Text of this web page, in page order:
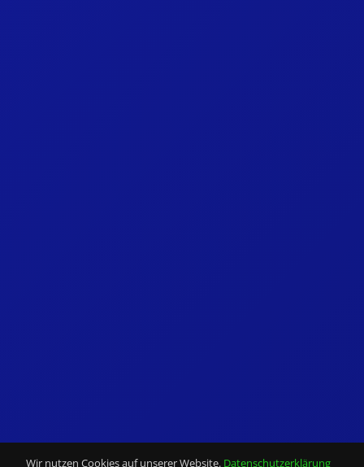
Wir nutzen Cookies auf unserer Website. Datenschutzerklärung